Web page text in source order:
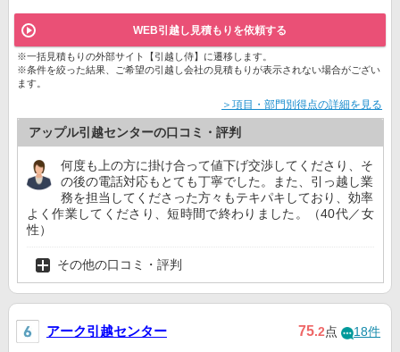
WEB引越し見積もりを依頼する
※一括見積もりの外部サイト【引越し侍】に遷移します。
※条件を絞った結果、ご希望の引越し会社の見積もりが表示されない場合がござい
ます。
＞項目・部門別得点の詳細を見る
アップル引越センターの口コミ・評判
何度も上の方に掛け合って値下げ交渉してくださり、そ
の後の電話対応もとても丁寧でした。また、引っ越し業
務を担当してくださった方々もテキパキしており、効率
よく作業してくださり、短時間で終わりました。（40代／女
性）
その他の口コミ・評判
アーク引越センター 75.2点 18件